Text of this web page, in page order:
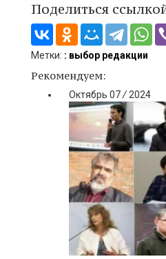
Поделиться
Метки: : выбор редакции
Рекомендуем:
Октябрь 07/ 2024